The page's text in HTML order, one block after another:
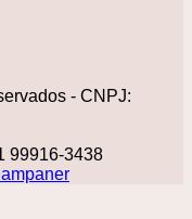
- CNPJ:
99916-3438